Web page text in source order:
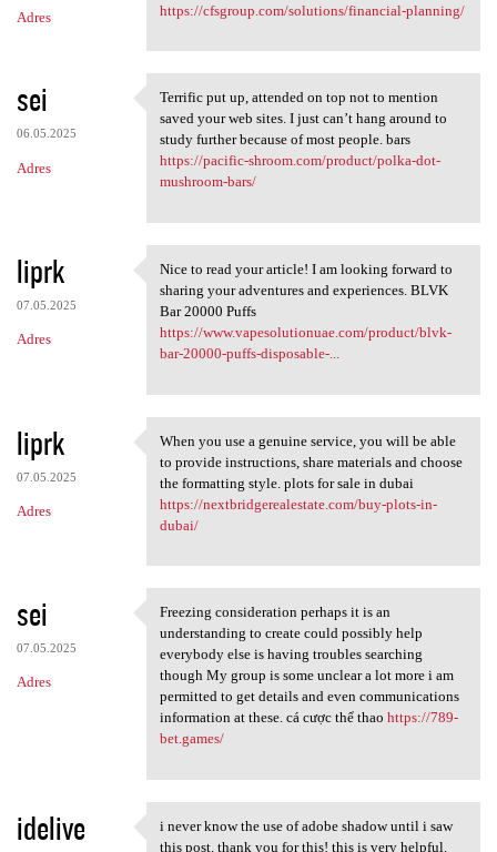
Adres
https://cfsgroup.com/solutions/financial-planning/
sei
06.05.2025
Adres
Terrific put up, attended on
Terrific put up, attended on top not to mention
saved your web sites. I just can’t hang around to
study further because of most people. bars
https://pacific-shroom.com/product/polka-dot-
mushroom-bars/
liprk
07.05.2025
Adres
Nice to read your article! I
Nice to read your article! I am looking forward to
sharing your adventures and experiences. BLVK
Bar 20000 Puffs
https://www.vapesolutionuae.com/product/blvk-
bar-20000-puffs-disposable-...
liprk
07.05.2025
Adres
When you use a genuine
When you use a genuine service, you will be able
to provide instructions, share materials and choose
the formatting style. plots for sale in dubai
https://nextbridgerealestate.com/buy-plots-in-
dubai/
sei
07.05.2025
Adres
Freezing consideration
Freezing consideration perhaps it is an
understanding to create could possibly help
everybody else is having troubles searching
though My group is some unclear a lot more i am
permitted to get details and even communications
information at these. cá cược thể thao https://789-
bet.games/
idelive i never know the use of adobe
i never know the use of adobe shadow until i saw
this post. thank you for this! this is very helpful.